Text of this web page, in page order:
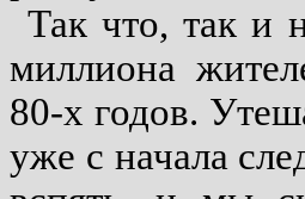
Так что, так и
миллиона
80-х годов.
уже с начала